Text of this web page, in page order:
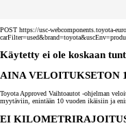
POST https://usc-webcomponents.toyota-
Käytetty ei ole koskaan
AINA VELOITUKSETON
Toyota Approved Vaihtoautot -ohjelman
myytäviin, enintään 10 vuoden ikäisiin ja
EI